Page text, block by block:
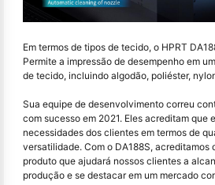
Em termos de tipos de tecido, o HPRT
Permite a impressão de desempenho em
de tecido, incluindo algodão, poliéster,
Sua equipe de desenvolvimento correu
com sucesso em 2021. Eles acreditam que
necessidades dos clientes em termos de
versatilidade. Com o DA188S, acreditamos
produto que ajudará nossos clientes a
produção e se destacar em um mercado